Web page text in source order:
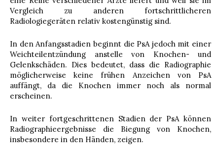
Vergleich zu anderen fortschrittlicheren
Radiologiegeräten relativ kostengünstig sind.
In den Anfangsstadien beginnt die PsA jedoch mit einer
Weichteilentzündung anstelle von Knochen- und
Gelenkschäden. Dies bedeutet, dass die Radiographie
möglicherweise keine frühen Anzeichen von PsA
auffängt, da die Knochen immer noch als normal
erscheinen.
In weiter fortgeschrittenen Stadien der PsA können
Radiographieergebnisse die Biegung von Knochen,
insbesondere in den Händen, zeigen.